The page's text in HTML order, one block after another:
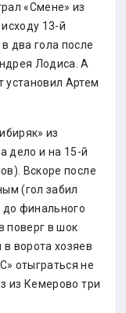
«Смене» из
13-й
два гола после
Лодиса. А
установил Артем
из
дело и на 15-й
Вскоре после
(гол забил
до финального
поверг в шок
ворота хозяев
отыграться не
из Кемерово три